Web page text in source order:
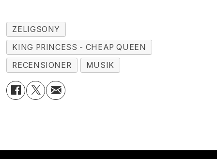
ZELIGSONY
KING PRINCESS - CHEAP QUEEN
RECENSIONER
MUSIK